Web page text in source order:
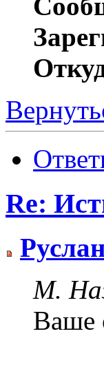
Re:
М.
Ваше